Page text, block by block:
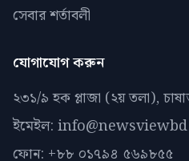
সেবার শর্তাবলী
যোগাযোগ করুন
২৩১/৯ হক প্লাজা (২য় তলা),
ইমেইল:
ফোন: +৮৮ ০১৭৯৪ ৫৬৯৮৫৫